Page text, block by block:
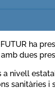
ha
dues
a nivell
sanitàries i